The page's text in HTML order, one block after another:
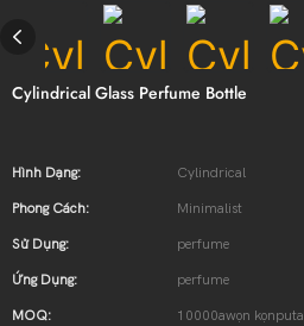
Cylindrical Glass Perfume Bottle
Hình Dạng: Cylindrical
Phong Cách: Minimalist
Sử Dụng: perfume
Ứng Dụng: perfume
MOQ: 10000awọn kọnputa